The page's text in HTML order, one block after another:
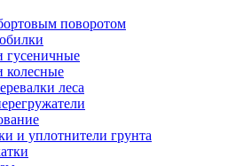
поворотом
гусеничные
колесные
леса
и уплотнители грунта